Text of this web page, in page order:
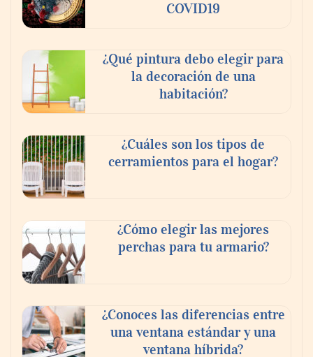
COVID19
¿Qué pintura debo elegir para
la decoración de una
habitación?
¿Cuáles son los tipos de
cerramientos para el hogar?
¿Cómo elegir las mejores
perchas para tu armario?
¿Conoces las diferencias entre
una ventana estándar y una
ventana híbrida?